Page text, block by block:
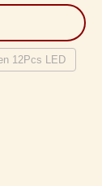
12Pcs LED